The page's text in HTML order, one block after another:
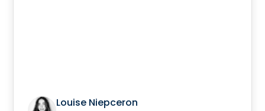
Louise Niepceron